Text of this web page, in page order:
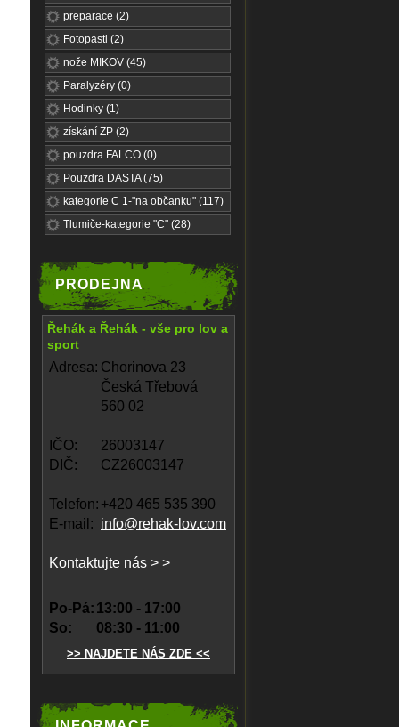
preparace (2)
Fotopasti (2)
nože MIKOV (45)
Paralyzéry (0)
Hodinky (1)
získání ZP (2)
pouzdra FALCO (0)
Pouzdra DASTA (75)
kategorie C 1-"na občanku" (117)
Tlumiče-kategorie "C" (28)
PRODEJNA
Řehák a Řehák - vše pro lov a
sport
Adresa: Chorinova 23
Česká Třebová
560 02
IČO:
26003147
DIČ:
CZ26003147
Telefon: +420 465 535 390
E-mail: info@rehak-lov.com
Kontaktujte nás > >
Po-Pá: 13:00 - 17:00
So:
08:30 - 11:00
>> NAJDETE NÁS ZDE <<